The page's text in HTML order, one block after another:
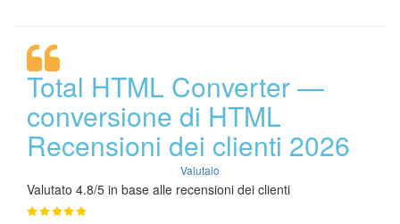
Total HTML Converter —
conversione di HTML
Recensioni dei clienti 2026
Valutalo
Valutato 4.8/5 in base alle recensioni dei clienti